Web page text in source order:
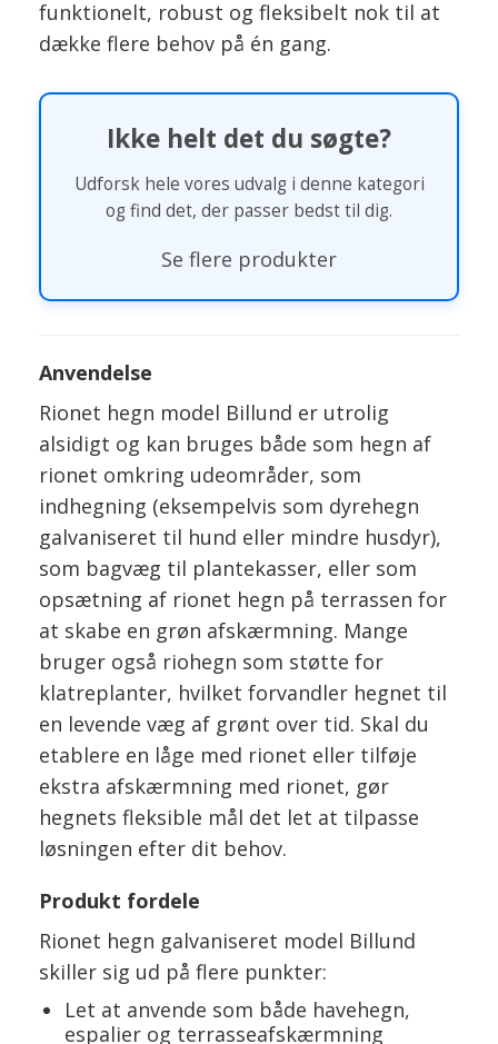
funktionelt, robust og fleksibelt nok til at
dække flere behov på én gang.
Ikke helt det du søgte?
Udforsk hele vores udvalg i denne kategori
og find det, der passer bedst til dig.
Se flere produkter
Anvendelse
Rionet hegn model Billund er utrolig
alsidigt og kan bruges både som hegn af
rionet omkring udeområder, som
indhegning (eksempelvis som dyrehegn
galvaniseret til hund eller mindre husdyr),
som bagvæg til plantekasser, eller som
opsætning af rionet hegn på terrassen for
at skabe en grøn afskærmning. Mange
bruger også riohegn som støtte for
klatreplanter, hvilket forvandler hegnet til
en levende væg af grønt over tid. Skal du
etablere en låge med rionet eller tilføje
ekstra afskærmning med rionet, gør
hegnets fleksible mål det let at tilpasse
løsningen efter dit behov.
Produkt fordele
Rionet hegn galvaniseret model Billund
skiller sig ud på flere punkter:
Let at anvende som både havehegn,
espalier og terrasseafskærmning